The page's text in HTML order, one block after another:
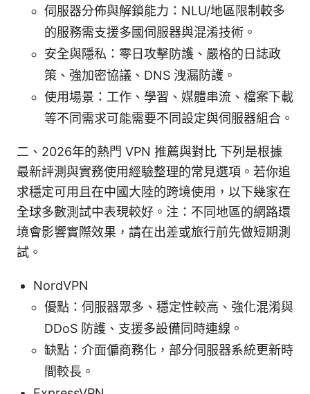
伺服器分佈與解鎖能力：NLU/地區限制較多
的服務需支援多國伺服器與混淆技術。
安全與隱私：零日攻擊防護、嚴格的日誌政
策、強加密協議、DNS 洩漏防護。
使用場景：工作、學習、媒體串流、檔案下載
等不同需求可能需要不同設定與伺服器組合。
二、2026年的熱門 VPN 推薦與對比 下列是根據
最新評測與實務使用經驗整理的常見選項。若你追
求穩定可用且在中國大陸的跨境使用，以下幾家在
全球多數測試中表現較好。注：不同地區的網路環
境會影響實際效果，請在出差或旅行前先做短期測
試。
NordVPN
優點：伺服器眾多、穩定性較高、強化混淆與
DDoS 防護、支援多設備同時連線。
缺點：介面偏商務化，部分伺服器系統更新時
間較長。